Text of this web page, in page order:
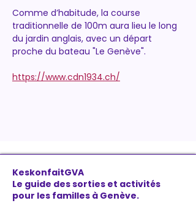
Comme d’habitude, la course
traditionnelle de 100m aura lieu le long
du jardin anglais, avec un départ
proche du bateau "Le Genève".
https://www.cdn1934.ch/
KeskonfaitGVA
Le guide des sorties et activités
pour les familles à Genève.